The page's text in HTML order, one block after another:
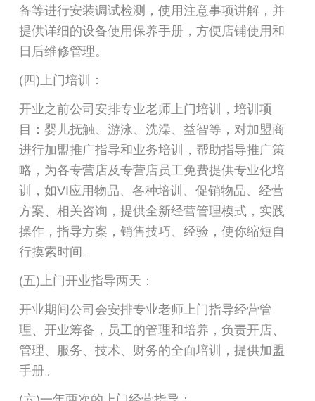
备等进行安装调试检测，使用注意事项讲解，并
提供详细的设备使用保养手册，方便店铺使用和
日后维修管理。
(四)上门培训：
开业之前公司安排专业老师上门培训，培训项
目：婴儿抚触、游泳、洗澡、益智等，对加盟商
进行加盟推广指导和业务培训，帮助指导推广策
略，为各专营店及专营店员工免费提供专业化培
训，如VI应用物品、各种培训、促销物品、经营
方案、相关咨询，提供全新经营管理模式，实践
操作，指导方案，销售技巧、经验，使你缩短自
行摸索时间。
(五)上门开业指导两天：
开业期间公司会安排专业老师上门指导经营管
理、开业筹备，员工的管理和培养，负责开店、
管理、服务、技术、财务的全面培训，提供加盟
手册。